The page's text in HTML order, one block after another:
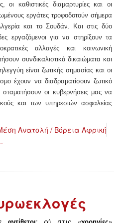
, οικαθιστικές διαμαρτυρίεςκαι οι
εργάτεςτροφοδοτούν σήμερα
και το Σουδάν. Και στις δύο
εργαζόμενοι για να στηρίξουν τα
αλλαγές και κοινωνική
συνδικαλιστικά δικαιώματα και
είναι ζωτικής σημασίας και οι
έχουν να διαδραματίσουν ζωτικό
σταματήσουν οι κυβερνήσεις μας να
ούςκαι των υπηρεσιών ασφαλείας
Ανατολή / Βόρεια Αφρική